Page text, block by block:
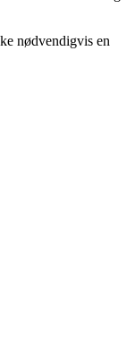
nødvendigvis en